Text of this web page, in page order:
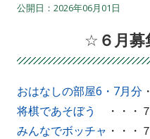
ニ
2026年06月01日
☆６月募
おはなしの部屋6・7月分
将棋であそぼう
・・・
みんなでボッチャ ・・・